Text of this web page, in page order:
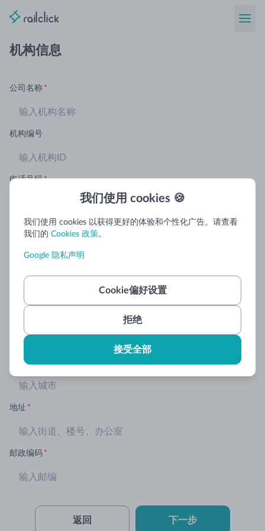
机构信息
公司名称 *
机构编号
电话号码*
增值税号 *

城市*
地址 *
邮政编码 *
返回 下一步
我们使用 cookies 🍪
我们使用 cookies 以获得更好的体验和个性化广告。请查看
我们的 Cookies 政策。
Google 隐私声明
Cookie偏好设置
拒绝
接受全部